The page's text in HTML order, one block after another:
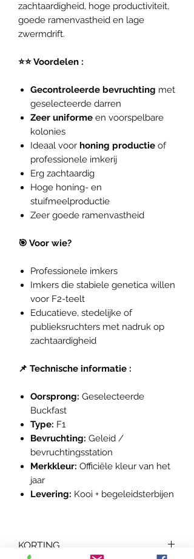
zachtaardigheid, hoge productiviteit,
goede ramenvastheid en lage
zwermdrift.
⭐⭐ Voordelen :
Gecontroleerde bevruchting met
geselecteerde darren
Zeer uniforme en voorspelbare
kolonies
Ideaal voor honing productie of
professionele imkerij
Erg zachtaardig
Hoge honing- en
stuifmeelproductie
Zeer goede ramenvastheid
🎯 Voor wie?
Professionele imkers
Imkers die stabiele genetica willen
voor F2-teelt
Educatieve, stedelijke of
publieksruchters met nadruk op
zachtaardigheid
📌 Technische informatie :
Oorsprong: Geselecteerde
Buckfast
Type: F1
Bevruchting: Geleid /
bevruchtingsstation
Merkkleur: Officiële kleur van het
jaar
Levering: Kooi + begeleidsterbijen
KORTING